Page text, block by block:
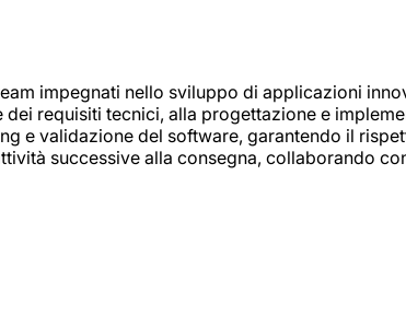
impegnati nello sviluppo di applicazioni
requisiti tecnici, alla progettazione e
e validazione del software, garantendo il
successive alla consegna, collaborando